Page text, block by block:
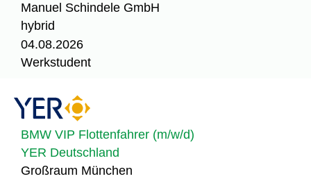
Manuel Schindele GmbH
hybrid
04.08.2026
Werkstudent
BMW VIP Flottenfahrer (m/w/d)
YER Deutschland
Großraum München